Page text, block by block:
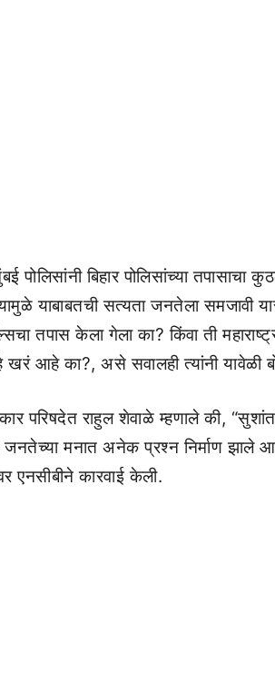
पोलिसांनी बिहार पोलिसांच्या तपासाचा
याबाबतची सत्यता जनतेला समजावी
तपास केला गेला का? किंवा ती
हे खरं आहे का?, असे सवालही त्यांनी यावेळी
परिषदेत राहुल शेवाळे म्हणाले की,
जनतेच्या मनात अनेक प्रश्न निर्माण झाले
एनसीबीने कारवाई केली.